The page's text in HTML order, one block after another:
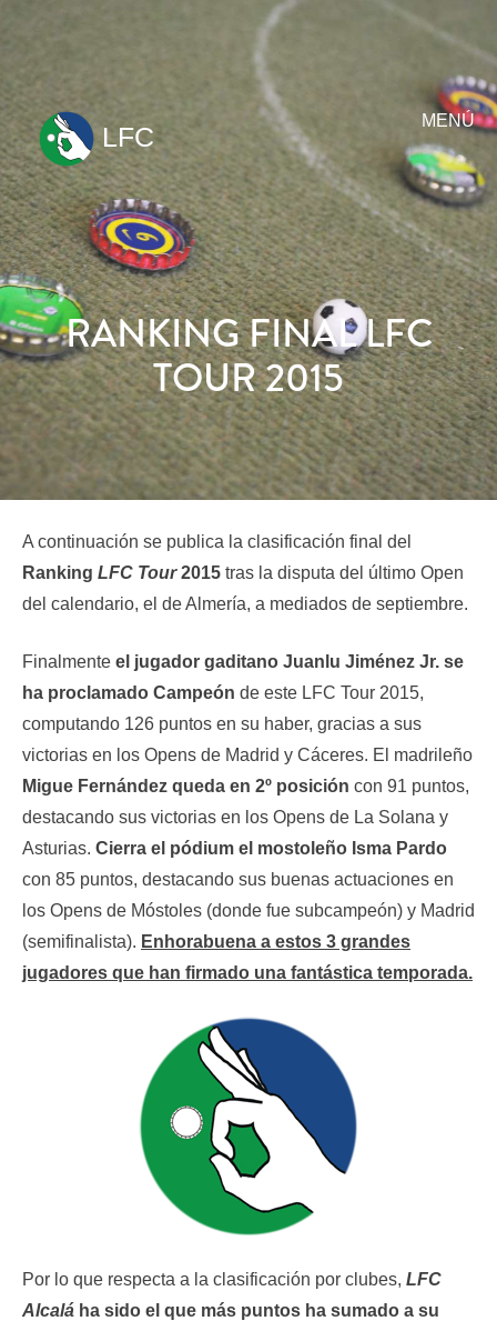
MENÚ
ir
al
contenido
LFC
RANKING FINAL LFC
TOUR 2015
A continuación se publica la clasificación final del
Ranking LFC Tour2015 tras la disputa del último Open
del calendario, el de Almería, a mediados de septiembre.
Finalmente el jugador gaditano Juanlu Jiménez Jr. se
ha proclamado Campeón de este LFC Tour 2015,
computando 126 puntos en su haber, gracias a sus
victorias en los Opens de Madrid y Cáceres. El madrileño
Migue Fernández queda en 2º posición con 91 puntos,
destacando sus victorias en los Opens de La Solana y
Asturias. Cierra el pódium el mostoleño Isma Pardo
con 85 puntos, destacando sus buenas actuaciones en
los Opens de Móstoles (donde fue subcampeón) y Madrid
(semifinalista). Enhorabuena a estos 3 grandes
jugadores que han firmado una fantástica temporada.
Por lo que respecta a la clasificación por clubes, LFC
Alcalá ha sido el que más puntos ha sumado a su